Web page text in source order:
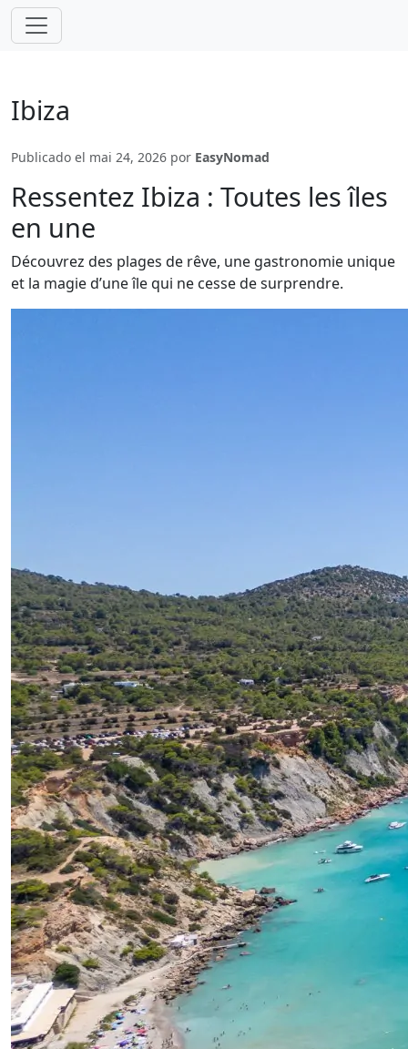
Ibiza
Publicado el mai 24, 2026 por EasyNomad
Ressentez Ibiza : Toutes les îles
en une
Découvrez des plages de rêve, une gastronomie unique
et la magie d’une île qui ne cesse de surprendre.